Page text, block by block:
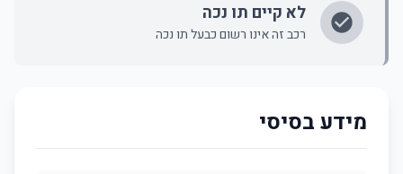
לא קיים תו נכה
רכב זה אינו רשום כבעל תו נכה
מידע בסיסי